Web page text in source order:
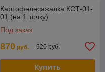
Картофелесажалка КСТ-01-
01 (на 1 точку)
Под заказ
870 руб. 920 руб.
Купить